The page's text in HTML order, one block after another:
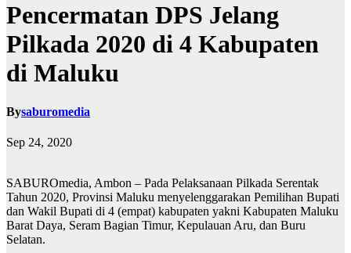
Pencermatan DPS Jelang
Pilkada 2020 di 4 Kabupaten
di Maluku
Bysaburomedia
Sep 24, 2020
SABUROmedia, Ambon – Pada Pelaksanaan Pilkada Serentak
Tahun 2020, Provinsi Maluku menyelenggarakan Pemilihan Bupati
dan Wakil Bupati di 4 (empat) kabupaten yakni Kabupaten Maluku
Barat Daya, Seram Bagian Timur, Kepulauan Aru, dan Buru
Selatan.